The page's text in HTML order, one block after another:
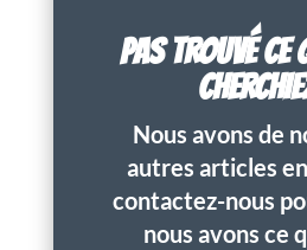
PAS TROUVÉ CE
Nous avons de
autres articles
contactez-nous
nous avons ce